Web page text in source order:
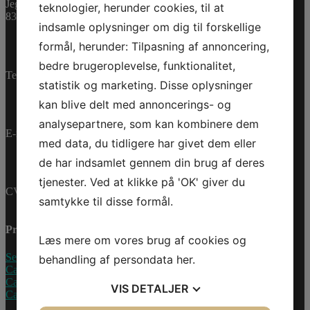
Varenummer (SKU):
0460061 Kategorier:PWC
Reservedele
Jegstrupvej 280
8361 Hasselager
Telefon: +45 70 200 600
E-mail: info@jettrade.dk
CVR-nummer: 27233678
Produkter
Sea-Doo Vandscooter
Can-Am ATV
Can-Am UTV
Can-Am Roadster
teknologier, herunder cookies, til at
indsamle oplysninger om dig til forskellige
formål, herunder: Tilpasning af annoncering,
bedre brugeroplevelse, funktionalitet,
statistik og marketing. Disse oplysninger
kan blive delt med annoncerings- og
analysepartnere, som kan kombinere dem
med data, du tidligere har givet dem eller
de har indsamlet gennem din brug af deres
tjenester. Ved at klikke på 'OK' giver du
samtykke til disse formål.
Læs mere om vores brug af cookies og
behandling af persondata her.
VIS DETALJER